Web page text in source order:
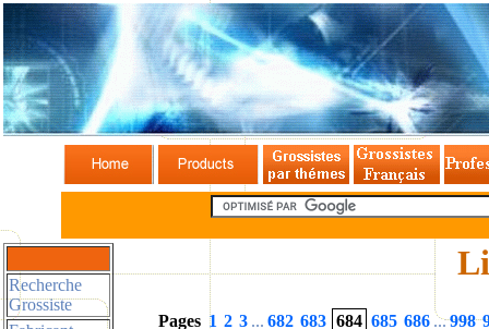
Recherche
Grossiste
Pages 1 2 3 ... 682 683 684 685 686 ...998